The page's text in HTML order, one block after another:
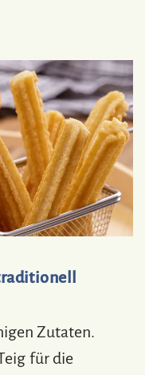
Zutaten.
für die